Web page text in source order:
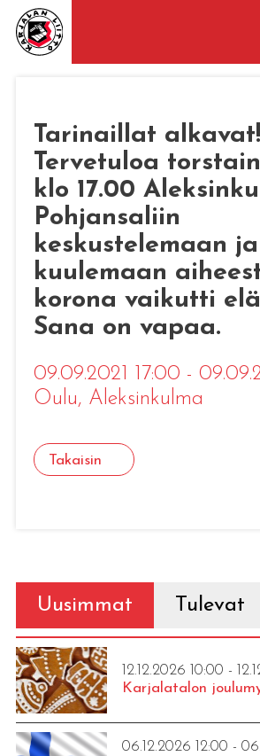
Tarinaillat alkavat!
Tervetuloa
klo 17.00
Pohjansaliin
keskustelemaan ja
kuulemaan
korona vaikutti
Sana on vapaa.
09.09.2021 17:00 -
Oulu, Aleksinkulma
Takaisin
Uusimmat Tulevat
12.12.2026 10:00 -
Karjalatalon
06.12.2026 12:00 -